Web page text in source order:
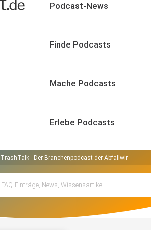
Podcast-News
Finde Podcasts
Mache Podcasts
Erlebe Podcasts
TrashTalk - Der Branchenpodcast der Abfallwirtschaft